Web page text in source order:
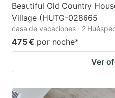
Beautiful Old Country
Village (HUTG-028665
casa de vacaciones · 2
475 € por noche*
Ver